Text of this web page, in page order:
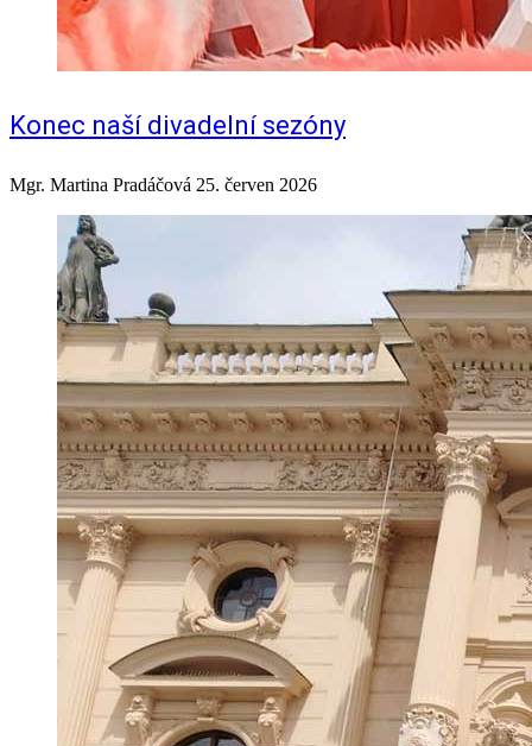
Konec naší divadelní sezóny
Mgr. Martina Pradáčová 25. červen 2026